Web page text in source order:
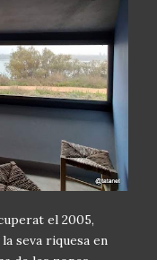
el 2005,
seva riquesa en